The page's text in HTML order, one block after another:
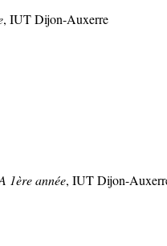
, IUT Dijon-Auxerre
1ère année, IUT Dijon-